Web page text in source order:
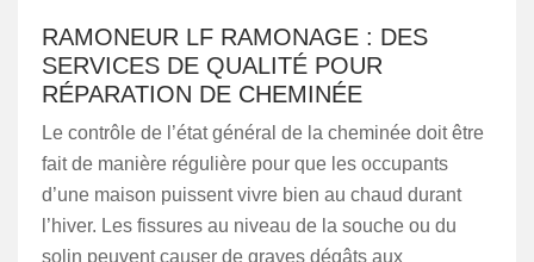
RAMONEUR LF RAMONAGE : DES
SERVICES DE QUALITÉ POUR
RÉPARATION DE CHEMINÉE
Le contrôle de l’état général de la cheminée doit être
fait de manière régulière pour que les occupants
d’une maison puissent vivre bien au chaud durant
l’hiver. Les fissures au niveau de la souche ou du
solin peuvent causer de graves dégâts aux